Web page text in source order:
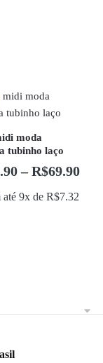
moda
tubinho laço
– R$69.90
até 9x de R$7.32